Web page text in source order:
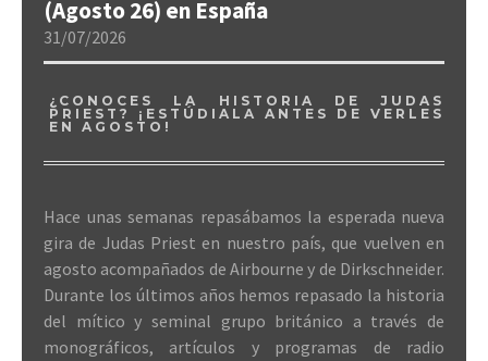
(Agosto 26) en España
31/07/2026
¿CONOCES LA HISTORIA DE JUDAS
PRIEST? ¡ESTÚDIALA ANTES DE VERLES
EN AGOSTO!
Hace unas semanas repasábamos la esperada nueva
gira de Judas Priest en nuestro país, que vuelven en
agosto acompañados de Airbourne y de Dirkschneider.
Durante los últimos años hemos repasado la historia
del mítico y seminal grupo británico a través de
monográficos, artículos y programas de radio